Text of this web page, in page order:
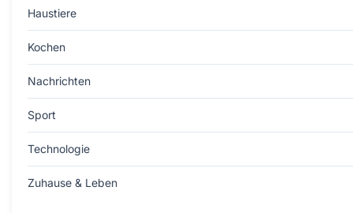
Haustiere
Kochen
Nachrichten
Sport
Technologie
Zuhause & Leben